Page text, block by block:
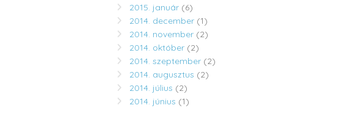
2015. január(6)
2014. december(1)
2014. november(2)
2014. október(2)
2014. szeptember(2)
2014. augusztus (2)
2014. július (2)
2014. június (1)